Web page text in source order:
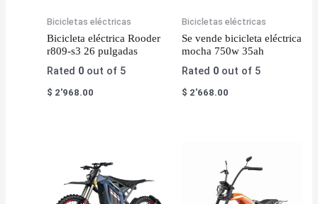
Bicicletas eléctricas
Bicicleta eléctrica Rooder
r809-s3 26 pulgadas
Rated 0 out of 5
$ 2'968.00
Bicicletas eléctricas
Se vende bicicleta eléctrica
mocha 750w 35ah
Rated 0out of 5
$ 2'668.00